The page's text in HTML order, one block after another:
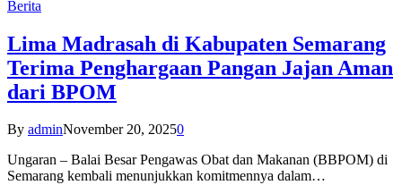
Berita
Lima Madrasah di Kabupaten Semarang
Terima Penghargaan Pangan Jajan Aman
dari BPOM
By adminNovember 20, 20250
Ungaran – Balai Besar Pengawas Obat dan Makanan (BBPOM) di
Semarang kembali menunjukkan komitmennya dalam…